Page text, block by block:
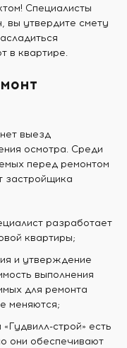
Специалисты
вы утвердите смету
в квартире.
выезд
осмотра. Среди
перед ремонтом
застройщика
разработает
квартиры;
и утверждение
выполнения
для ремонта
меняются;
строй» есть
они обеспечивают